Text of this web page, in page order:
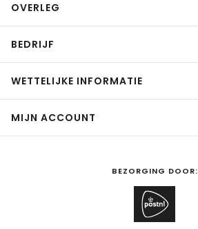
OVERLEG
BEDRIJF
WETTELIJKE INFORMATIE
MIJN ACCOUNT
BEZORGING DOOR: